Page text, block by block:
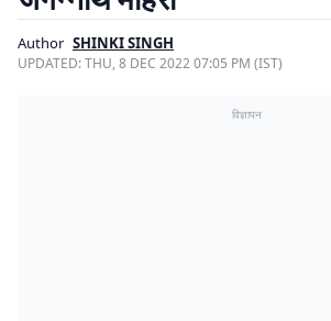
Author SHINKI SINGH
UPDATED:THU, 8 DEC 2022 07:05 PM (IST)
विज्ञापन